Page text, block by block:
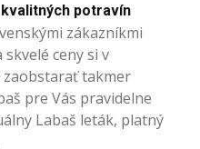
potravín
zákazníkmi
skvelé ceny si v
zaobstarať takmer
pre Vás pravidelne
Labaš leták, platný